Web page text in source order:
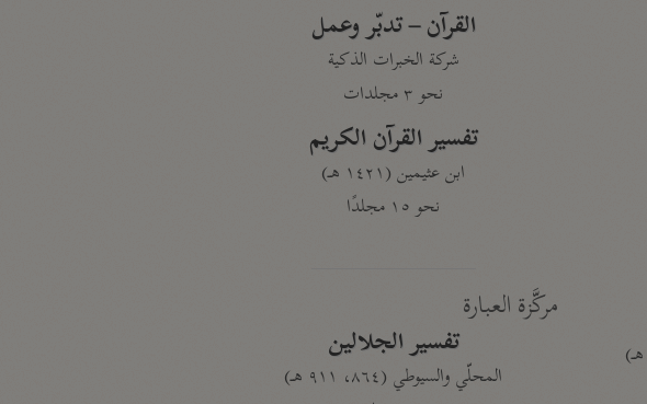
القرآن – تدبّر وعمل
شركة الخبرات الذكية
نحو ٣ مجلدات
تفسير القرآن الكريم
ابن عثيمين (١٤٢١ هـ)
نحو ١٥ مجلدًا
مركَّزة العبارة
تفسير الجلالين
المحلّي والسيوطي (٨٦٤، ٩١١ هـ)